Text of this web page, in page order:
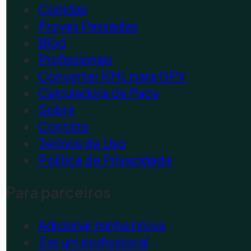
Corridas
Provas Passadas
Blog
Profissionais
Converter KML para GPX
Calculadora de Pace
Sobre
Contato
Termos de Uso
Política de Privacidade
Para parceiros
Adicionar minha prova
Ser um profissional